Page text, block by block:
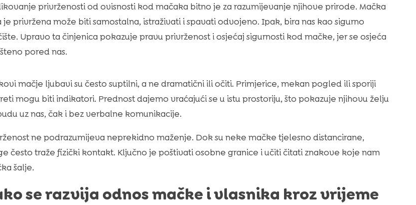
privrženosti od ovisnosti kod mačaka bitno je za razumijevanje njihove prirode. Mačka
je privržena može biti samostalna, istraživati i spavati odvojeno. Ipak, bira nas kao sigurno
Upravo ta činjenica pokazuje pravu privrženost i osjećaj sigurnosti kod mačke, jer se osjeća
pored nas.
mačje ljubavi su često suptilni, a ne dramatični ili očiti. Primjerice, mekan pogled ili sporiji
mogu biti indikatori. Prednost dajemo vraćajući se u istu prostoriju, što pokazuje njihovu želju
uz nas, čak i bez verbalne komunikacije.
ne podrazumijeva neprekidno maženje. Dok su neke mačke tjelesno distancirane,
često traže fizički kontakt. Ključno je poštivati osobne granice i učiti čitati znakove koje nam
šalje.
se razvija odnos mačke i vlasnika kroz vrijeme